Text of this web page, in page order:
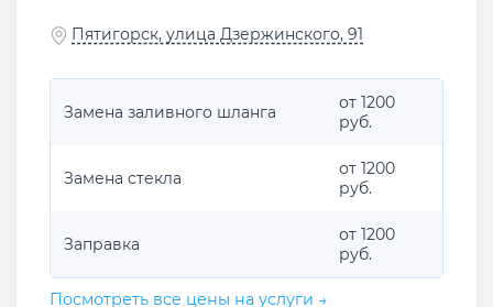
Пятигорск, улица Дзержинского, 91
Замена заливного шланга
от 1200
руб.
Замена стекла
от 1200
руб.
Заправка
от 1200
руб.
Посмотреть все цены на услуги →